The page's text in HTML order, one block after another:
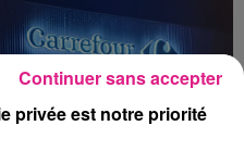
privée est notre priorité
Continuer sans accepter